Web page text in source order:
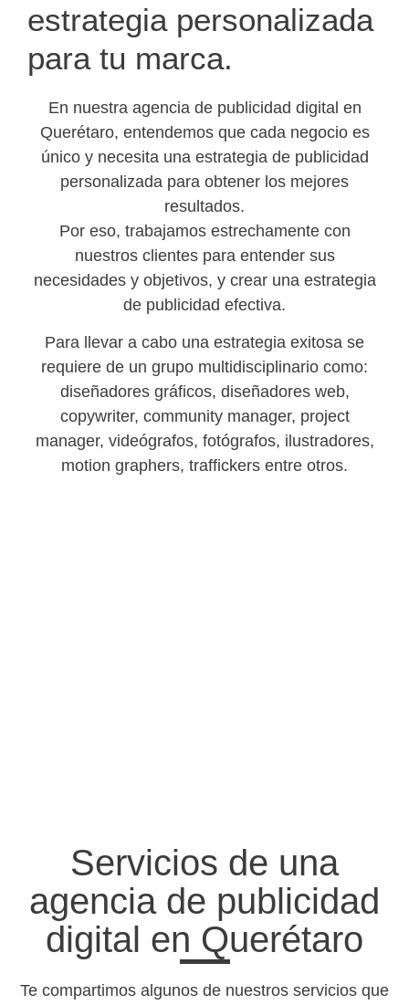
estrategia personalizada
para tu marca.
En nuestra agencia de publicidad digital en
Querétaro, entendemos que cada negocio es
único y necesita una estrategia de publicidad
personalizada para obtener los mejores
resultados.
Por eso, trabajamos estrechamente con
nuestros clientes para entender sus
necesidades y objetivos, y crear una estrategia
de publicidad efectiva.
Para llevar a cabo una estrategia exitosa se
requiere de un grupo multidisciplinario como:
diseñadores gráficos, diseñadores web,
copywriter, community manager, project
manager, videógrafos, fotógrafos, ilustradores,
motion graphers, traffickers entre otros.
Servicios de una
agencia de publicidad
digital en Querétaro
Te compartimos algunos de nuestros servicios que